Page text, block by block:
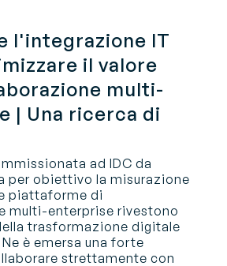
l'integrazione IT
il valore
multi-
| Una ricerca di
ad IDC da
per obiettivo la misurazione
piattaforme di
multi-enterprise rivestono
trasformazione digitale
è emersa una forte
strettamente con